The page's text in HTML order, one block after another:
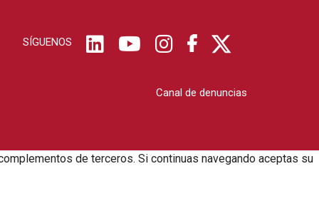
SÍGUENOS
Canal de denuncias
de terceros. Si continuas navegando aceptas su